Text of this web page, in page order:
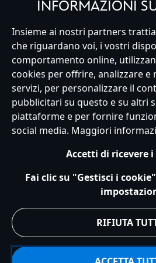
Non dimenticare i piedi… Anche loro
magia Disney non ha fatato solo le
Cenerentola. La nostra collezione di
immancabili pantofole per bambini dei
Trova le pantofole di Valentino per il
dato che anche i supereroi Marvel
incognito, abbiamo le pantofole a
Italy
Servizio Clienti Termini d'Uso Trova
Normativa Europea sul trattamento dei
Informativa sulla privacy UE
Termini e
Accessibility
INFORMAZIONI
Insieme ai nostri partners
che riguardano voi, i vostri
comportamento online,
cookies per offrire, analizzare
servizi, per personalizzare il
pubblicitari su questo e su altri
piattaforme e per fornire
social media. Maggiori
Accetti di ricevere i
Fai clic su "Gestisci i
RIFIUTA